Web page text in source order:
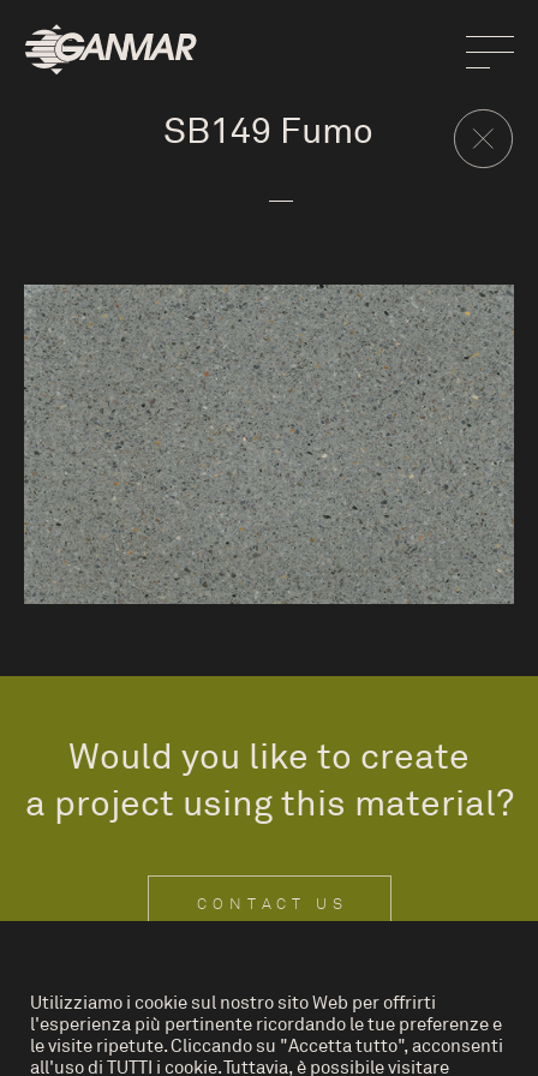
SB149 Fumo
Would you like to create
a project using this material?
CONTACT US
IT EN
Utilizziamo i cookie sul nostro sito Web per offrirti
l'esperienza più pertinente ricordando le tue preferenze e
le visite ripetute. Cliccando su "Accetta tutto", acconsenti
all'uso di TUTTI i cookie. Tuttavia, è possibile visitare